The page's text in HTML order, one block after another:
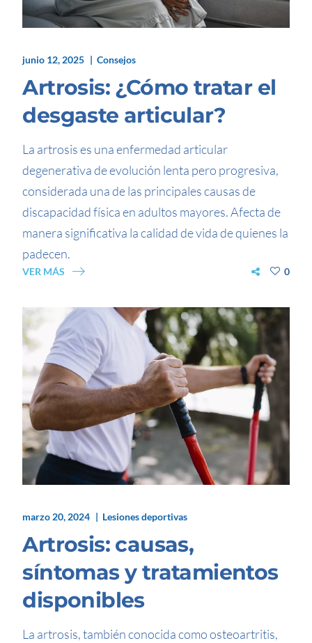
junio 12, 2025 Consejos
Artrosis: ¿Cómo tratar el
desgaste articular?
La artrosis es una enfermedad articular
degenerativa de evolución lenta pero progresiva,
considerada una de las principales causas de
discapacidad física en adultos mayores. Afecta de
manera significativa la calidad de vida de quienes la
padecen.
VER MÁS 0
marzo 20, 2024 Lesiones deportivas
Artrosis: causas,
síntomas y tratamientos
disponibles
La artrosis, también conocida como osteoartritis,